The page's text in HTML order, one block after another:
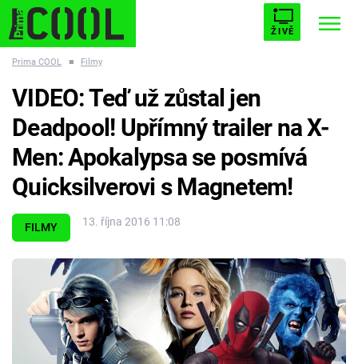
ŽIVĚ
ESCAPE PLNEJ KOTEL AVENGERS 5
Témata
Filmy
Seriály
Hry
Prima COOL ■ Filmy
FILMY 13. října 2016 11:08
VIDEO: Teď už zůstal jen
Deadpool! Upřímný trailer na X-
Men: Apokalypsa se posmívá
Quicksilverovi s Magnetem!